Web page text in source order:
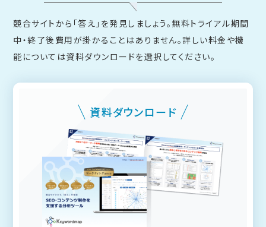
競合サイトから「答え」を発見しましょう。無料トライアル期間
中・終了後費用が掛かることはありません。詳しい料金や機
能については資料ダウンロードを選択してください。
資料ダウンロード